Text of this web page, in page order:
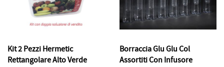
Kit 2 Pezzi Hermetic
Rettangolare Alto Verde
Borraccia Glu Glu Col
Assortiti Con Infusore